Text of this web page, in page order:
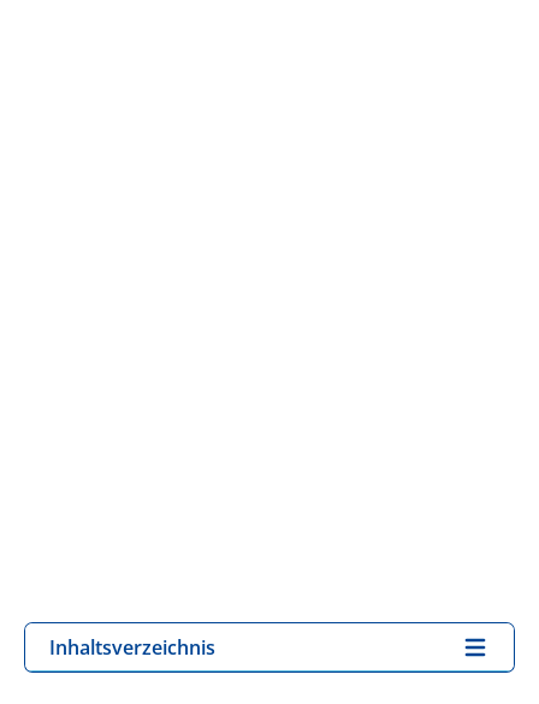
Inhaltsverzeichnis